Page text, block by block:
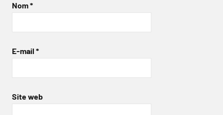
Nom*
E-mail *
Site web